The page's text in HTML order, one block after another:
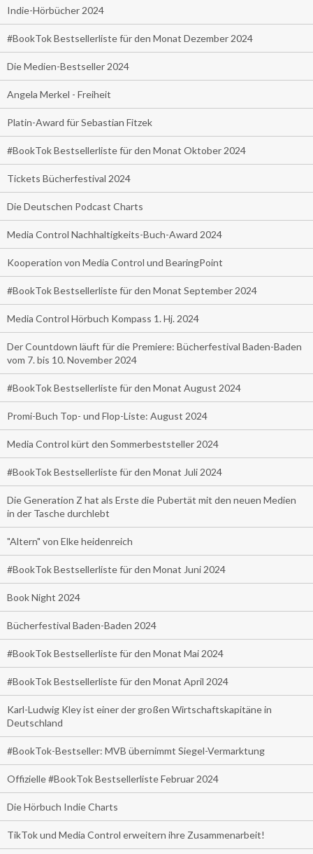
Indie-Hörbücher 2024
#BookTok Bestsellerliste für den Monat Dezember 2024
Die Medien-Bestseller 2024
Angela Merkel - Freiheit
Platin-Award für Sebastian Fitzek
#BookTok Bestsellerliste für den Monat Oktober 2024
Tickets Bücherfestival 2024
Die Deutschen Podcast Charts
Media Control Nachhaltigkeits-Buch-Award 2024
Kooperation von Media Control und BearingPoint
#BookTok Bestsellerliste für den Monat September 2024
Media Control Hörbuch Kompass 1. Hj. 2024
Der Countdown läuft für die Premiere: Bücherfestival Baden-Baden
vom 7. bis 10. November 2024
#BookTok Bestsellerliste für den Monat August 2024
Promi-Buch Top- und Flop-Liste: August 2024
Media Control kürt den Sommerbeststeller 2024
#BookTok Bestsellerliste für den Monat Juli 2024
Die Generation Z hat als Erste die Pubertät mit den neuen Medien
in der Tasche durchlebt
"Altern" von Elke heidenreich
#BookTok Bestsellerliste für den Monat Juni 2024
Book Night 2024
Bücherfestival Baden-Baden 2024
#BookTok Bestsellerliste für den Monat Mai 2024
#BookTok Bestsellerliste für den Monat April 2024
Karl-Ludwig Kley ist einer der großen Wirtschaftskapitäne in
Deutschland
#BookTok-Bestseller: MVB übernimmt Siegel-Vermarktung
Offizielle #BookTok Bestsellerliste Februar 2024
Die Hörbuch Indie Charts
TikTok und Media Control erweitern ihre Zusammenarbeit!